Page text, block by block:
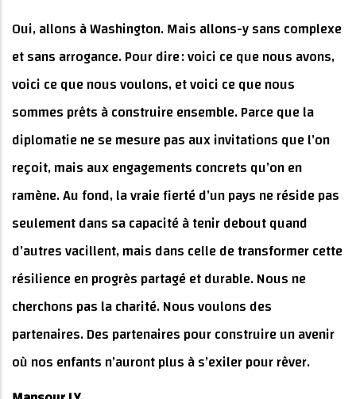
Oui, allons à Washington. Mais allons-y sans complexe
et sans arrogance. Pour dire : voici ce que nous avons,
voici ce que nous voulons, et voici ce que nous
sommes prêts à construire ensemble. Parce que la
diplomatie ne se mesure pas aux invitations que l’on
reçoit, mais aux engagements concrets qu’on en
ramène. Au fond, la vraie fierté d’un pays ne réside pas
seulement dans sa capacité à tenir debout quand
d’autres vacillent, mais dans celle de transformer cette
résilience en progrès partagé et durable. Nous ne
cherchons pas la charité. Nous voulons des
partenaires. Des partenaires pour construire un avenir
où nos enfants n’auront plus à s’exiler pour rêver.